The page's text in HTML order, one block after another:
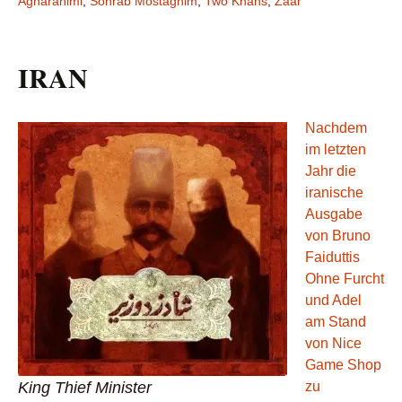
IRAN
King Thief Minister
Nachdem
im letzten
Jahr die
iranische
Ausgabe
von Bruno
Faiduttis
Ohne Furcht
und Adel
am Stand
von Nice
Game Shop
zu